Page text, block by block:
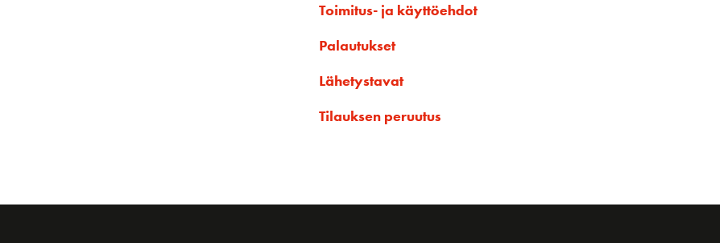
Toimitus- ja käyttöehdot
Palautukset
Lähetystavat
Tilauksen peruutus